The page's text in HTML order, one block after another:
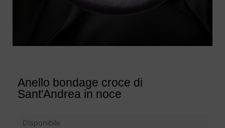
Anello bondage croce di
Sant'Andrea in noce
Disponibile